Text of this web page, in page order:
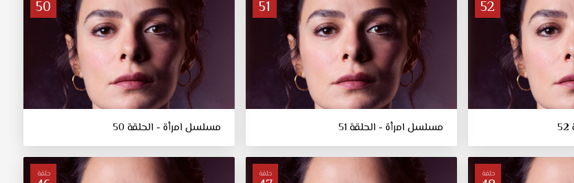
52
51
مسلسل امرأة - الحلقة 51
50
مسلسل امرأة - الحلقة 50
حلقة حلقة حلقة